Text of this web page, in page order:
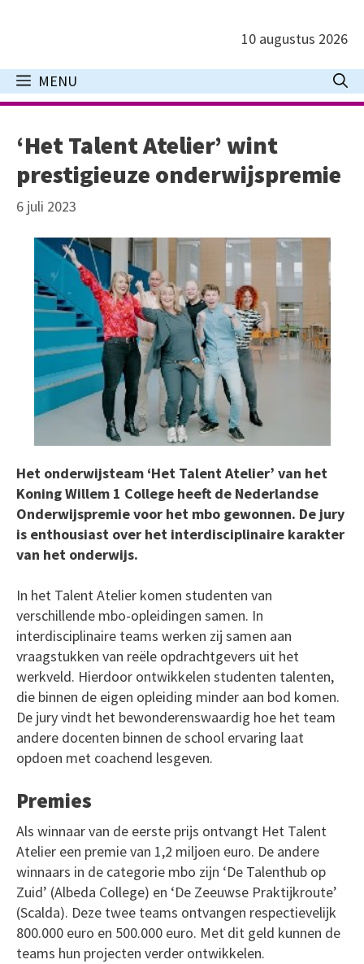
inhoud
10 augustus 2026
MENU
‘Het Talent Atelier’ wint
prestigieuze onderwijspremie
6 juli 2023
Het onderwijsteam ‘Het Talent Atelier’ van het
Koning Willem 1 College heeft de Nederlandse
Onderwijspremie voor het mbo gewonnen. De jury
is enthousiast over het interdisciplinaire karakter
van het onderwijs.
In het Talent Atelier komen studenten van
verschillende mbo-opleidingen samen. In
interdisciplinaire teams werken zij samen aan
vraagstukken van reële opdrachtgevers uit het
werkveld. Hierdoor ontwikkelen studenten talenten,
die binnen de eigen opleiding minder aan bod komen.
De jury vindt het bewonderenswaardig hoe het team
andere docenten binnen de school ervaring laat
opdoen met coachend lesgeven.
Premies
Als winnaar van de eerste prijs ontvangt Het Talent
Atelier een premie van 1,2 miljoen euro. De andere
winnaars in de categorie mbo zijn ‘De Talenthub op
Zuid’ (Albeda College) en ‘De Zeeuwse Praktijkroute’
(Scalda). Deze twee teams ontvangen respectievelijk
800.000 euro en 500.000 euro. Met dit geld kunnen de
teams hun projecten verder ontwikkelen.